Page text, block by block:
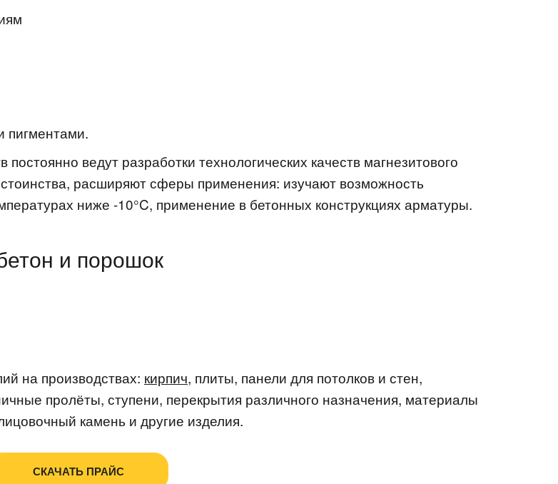
пигментами.
ведут разработки технологических качеств магнезитового
расширяют сферы применения: изучают возможность
ниже -10°C, применение в бетонных конструкциях арматуры.
и порошок
на производствах: кирпич, плиты, панели для потолков и стен,
пролёты, ступени, перекрытия различного назначения, материалы
камень и другие изделия.
СКАЧАТЬ ПРАЙС